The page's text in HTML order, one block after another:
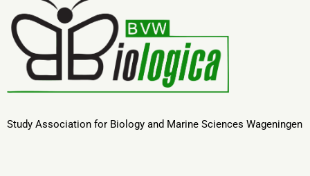
Study Association for Biology and Marine Sciences Wageningen